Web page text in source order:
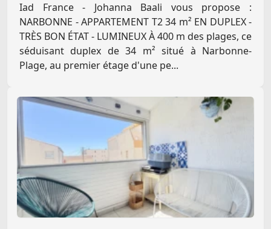
Iad France - Johanna Baali vous propose :
NARBONNE - APPARTEMENT T2 34 m² EN DUPLEX -
TRÈS BON ÉTAT - LUMINEUX À 400 m des plages, ce
séduisant duplex de 34 m² situé à Narbonne-
Plage, au premier étage d'une pe...